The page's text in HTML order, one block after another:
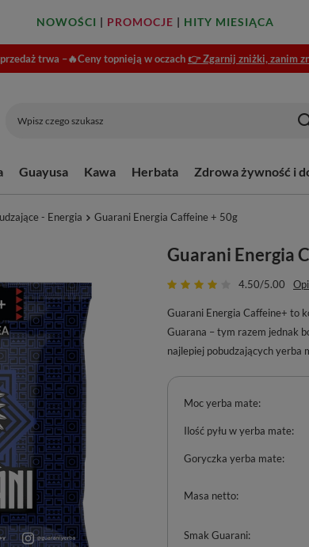
NOWOŚCI | PROMOCJE | HITY MIESIĄCA
trwa –🔥Ceny topnieją w oczach 👉 Zgarnij zniżki, zanim
Guayusa Kawa Herbata Zdrowa żywność i
- Energia Guarani Energia Caffeine + 50g
Guarani Energia
4.50/5.00
Guarani Energia Caffeine+ to
Guarana – tym razem jednak
najlepiej pobudzających yerba
Masa netto
Smak Guarani
Moc yerba mate
Ilość pyłu w yerba mate
Goryczka yerba mate